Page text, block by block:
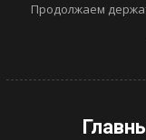
Продолжаем